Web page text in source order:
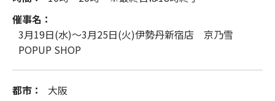
催事名：
3月19日(水)～3月25日(火)伊勢丹新宿店 京乃雪
POPUP SHOP
都市：
大阪